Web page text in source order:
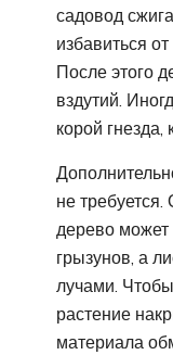
садовод
избавиться
После этого
вздутий.
корой гнезда,
не
дерево может
грызунов, а
лучами.
растение
материала